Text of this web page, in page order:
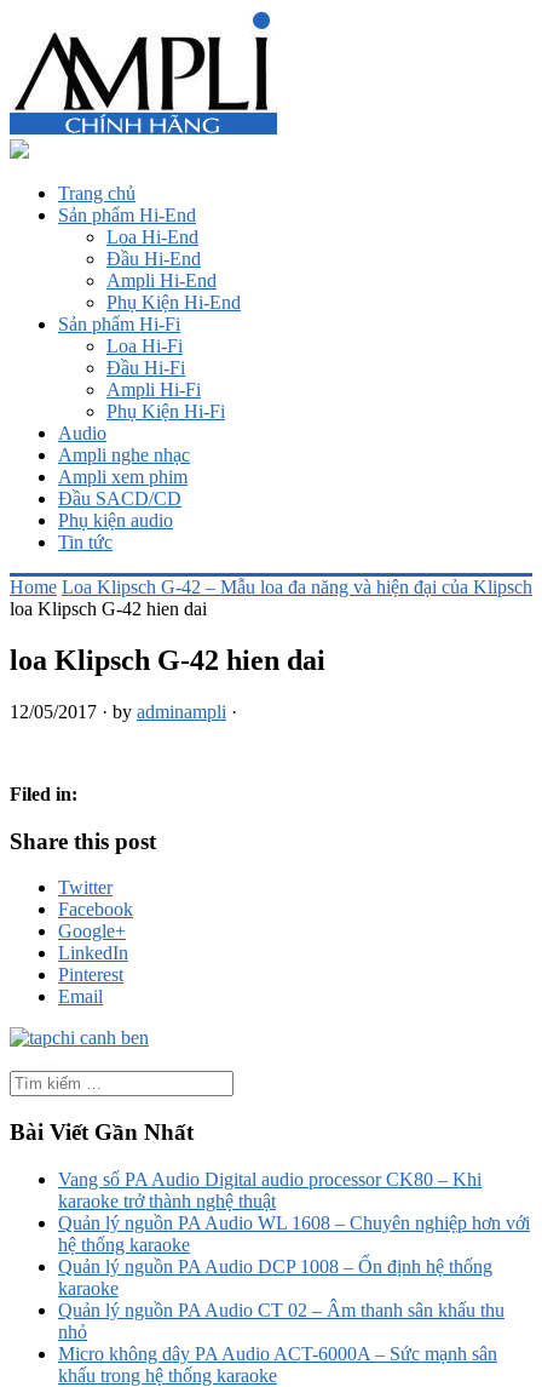
Trang chủ
Sản phẩm Hi-End
Loa Hi-End
Đầu Hi-End
Ampli Hi-End
Phụ Kiện Hi-End
Sản phẩm Hi-Fi
Loa Hi-Fi
Đầu Hi-Fi
Ampli Hi-Fi
Phụ Kiện Hi-Fi
Audio
Ampli nghe nhạc
Ampli xem phim
Đầu SACD/CD
Phụ kiện audio
Tin tức
Home Loa Klipsch G-42 – Mẫu loa đa năng và hiện đại của Klipsch
loa Klipsch G-42 hien dai
loa Klipsch G-42 hien dai
12/05/2017 · by adminampli ·
Filed in:
Share this post
Twitter
Facebook
Google+
LinkedIn
Pinterest
Email
Bài Viết Gần Nhất
Vang số PA Audio Digital audio processor CK80 – Khi
karaoke trở thành nghệ thuật
Quản lý nguồn PA Audio WL 1608 – Chuyên nghiệp hơn với
hệ thống karaoke
Quản lý nguồn PA Audio DCP 1008 – Ổn định hệ thống
karaoke
Quản lý nguồn PA Audio CT 02 – Âm thanh sân khấu thu
nhỏ
Micro không dây PA Audio ACT-6000A – Sức mạnh sân
khấu trong hệ thống karaoke